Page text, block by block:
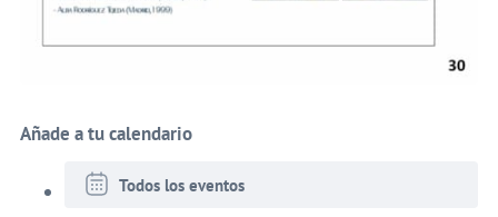
Añade a tu calendario
Todos los eventos